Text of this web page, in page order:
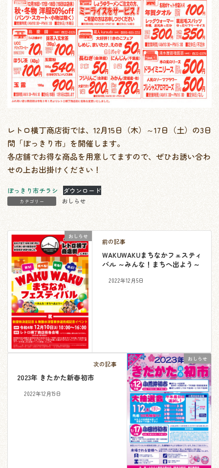
レトロ横丁商店街では、12月15日（木）～17日（土）の3日
間「ぽっきり市」を開催します。
各店舗でお得な商品を用意してますので、ぜひお誘い合わ
せの上お出掛けください！
ぽっきり市チラシ ダウンロード
カテゴリー おしらせ
おしらせ
前の記事
WAKUWAKUまちなかフェスティ
バル ～みんな！まちへ出よう～
2022年12月5日
おしらせ
次の記事
2023年 きたかた新春初市
2022年12月19日